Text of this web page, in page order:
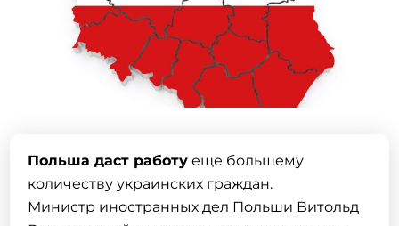
Польша даст работу еще большему
количеству украинских граждан.
Министр иностранных дел Польши Витольд